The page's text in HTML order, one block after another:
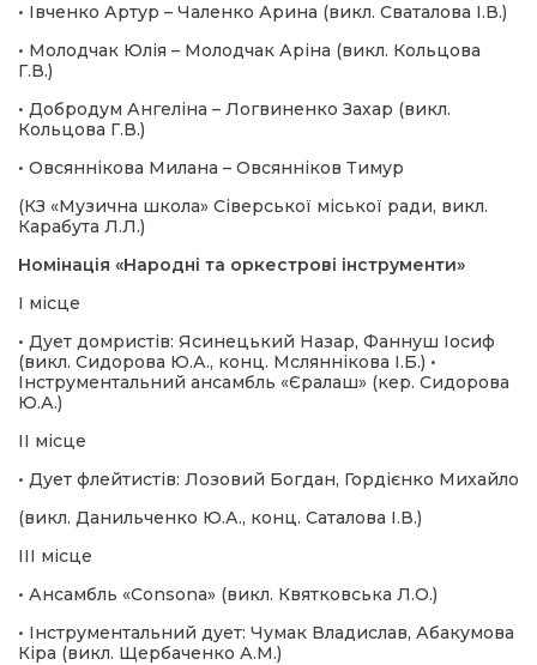
• Івченко Артур – Чаленко Арина (викл. Сваталова І.В.)
• Молодчак Юлія – Молодчак Аріна (викл. Кольцова
Г.В.)
• Добродум Ангеліна – Логвиненко Захар (викл.
Кольцова Г.В.)
• Овсяннікова Милана – Овсянніков Тимур
(КЗ «Музична школа» Сіверської міської ради, викл.
Карабута Л.Л.)
Номінація «Народні та оркестрові інструменти»
І місце
• Дует домристів: Ясинецький Назар, Фаннуш Іосиф
(викл. Сидорова Ю.А., конц. Мсляннікова І.Б.) •
Інструментальний ансамбль «Єралаш» (кер. Сидорова
Ю.А.)
ІІ місце
• Дует флейтистів: Лозовий Богдан, Гордієнко Михайло
(викл. Данильченко Ю.А., конц. Саталова І.В.)
ІІІ місце
• Ансамбль «Consona» (викл. Квятковська Л.О.)
• Інструментальний дует: Чумак Владислав, Абакумова
Кіра (викл. Щербаченко А.М.)